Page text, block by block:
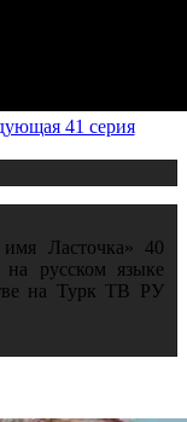
41 серия
Ласточка» 40
русском языке
на Турк ТВ РУ